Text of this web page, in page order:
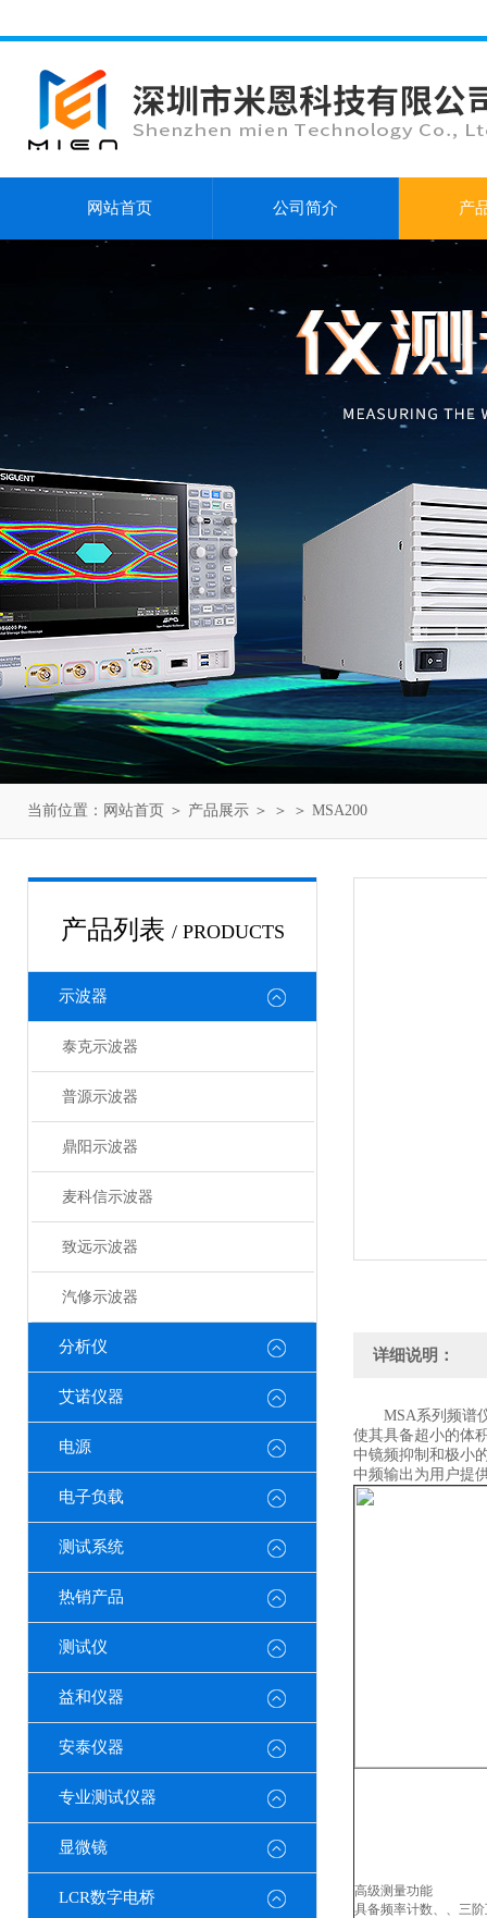
网站首页 公司简介 产
当前位置： 网站首页 ＞ 产品展示 ＞ ＞ ＞ MSA200
产品列表 / PRODUCTS
示波器
泰克示波器
普源示波器
鼎阳示波器
麦科信示波器
致远示波器
汽修示波器
分析仪
艾诺仪器
电源
电子负载
测试系统
热销产品
测试仪
益和仪器
安泰仪器
专业测试仪器
显微镜
LCR数字电桥
详细说明：
MSA系列频谱仪
使其具备超小的体
中镜频抑制和极小
中频输出为用户提
高级测量功能
具备频率计数、、三